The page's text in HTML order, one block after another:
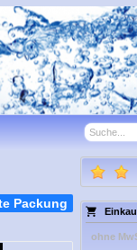
ohne
Packung